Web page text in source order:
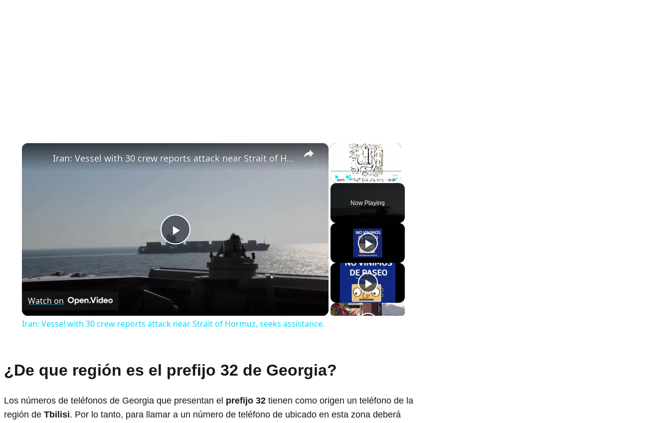
×
Fullscreen
Now Playing
×
Play
Video
Iran: Vessel with 30 crew reports attack near Strait of Hormuz, seeks assistance.
Watch on
Iran: Vessel with 30 crew reports attack near Strait of Hormuz, seeks assistance.
¿De que región es el prefijo 32 de Georgia?
Los números de teléfonos de Georgia que presentan el prefijo 32 tienen como origen un teléfono de la
región de Tbilisi. Por lo tanto, para llamar a un número de teléfono de ubicado en esta zona deberá